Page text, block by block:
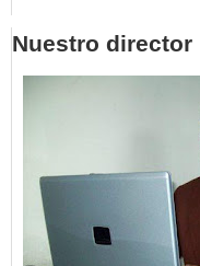
Nuestro director